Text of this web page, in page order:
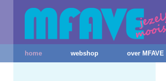
home webshop over MFAVE